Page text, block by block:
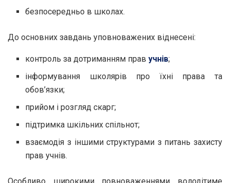
безпосередньо в школах.
До основних завдань уповноважених віднесені:
контроль за дотриманням правучнів;
інформування школярів про їхні права та
обов’язки;
прийом і розгляд скарг;
підтримка шкільних спільнот;
взаємодія з іншими структурами з питань захисту
прав учнів.